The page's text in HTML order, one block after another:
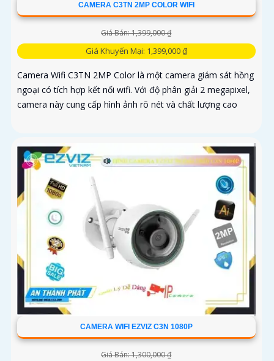
CAMERA C3TN 2MP COLOR WIFI
Giá Bán: 1,399,000 ₫
Giá Khuyến Mại: 1,399,000 ₫
Camera Wifi C3TN 2MP Color là một camera giám sát hồng
ngoại có tích hợp kết nối wifi. Với độ phân giải 2 megapixel,
camera này cung cấp hình ảnh rõ nét và chất lượng cao
CAMERA WIFI EZVIZ C3N 1080P
Giá Bán: 1,300,000 ₫